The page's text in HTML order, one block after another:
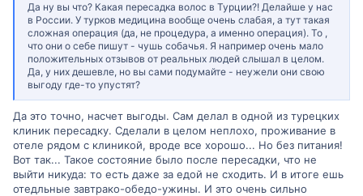
Да ну вы что? Какая пересадка волос в Турции?! Делайше у нас
в России. У турков медицина вообще очень слабая, а тут такая
сложная операция (да, не процедура, а именно операция). То ,
что они о себе пишут - чушь собачья. Я например очень мало
положительных отзывов от реальных людей слышал в целом.
Да, у них дешевле, но вы сами подумайте - неужели они свою
выгоду где-то упустят?
Да это точно, насчет выгоды. Сам делал в одной из турецких
клиник пересадку. Сделали в целом неплохо, проживание в
отеле рядом с клиникой, вроде все хорошо... Но без питания!
Вот так... Такое состояние было после пересадки, что не
выйти никуда: то есть даже за едой не сходить. И в итоге ешь
отедльные завтрако-обедо-ужины. И это очень сильно